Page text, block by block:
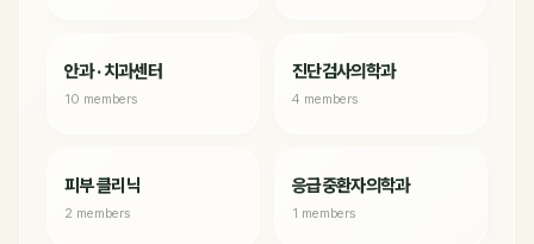
안과 · 치과센터
10 members
진단검사의학과
4 members
피부 클리닉
2 members
응급중환자의학과
1 members